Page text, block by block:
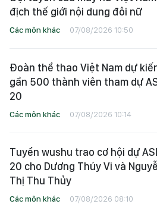
địch thế giới nội dung đôi nữ
Các môn khác 07/08/2026 10:50
Đoàn thể thao Việt Nam dự
gần 500 thành viên tham dự
20
Các môn khác 07/08/2026 10:14
Tuyển wushu trao cơ hội dự
20 cho Dương Thúy Vi và
Thị Thu Thủy
Các môn khác 07/08/2026 08:10